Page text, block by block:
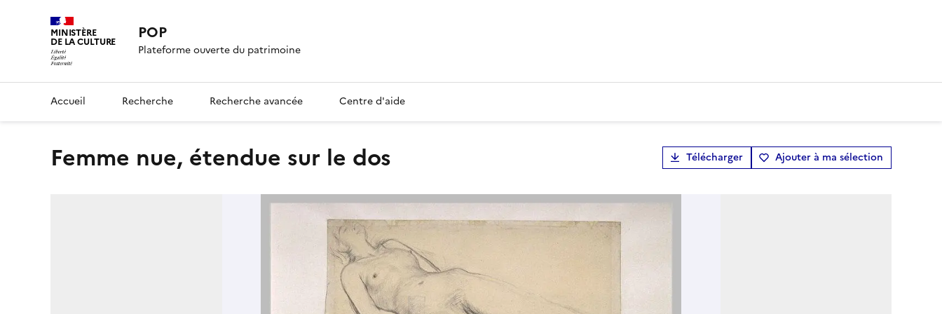
MINISTÈRE
DE LA CULTURE POP
Plateforme ouverte du patrimoine
Accueil Recherche Recherche avancée Centre d'aide
Femme nue, étendue sur le dos Télécharger Ajouter à ma sélection